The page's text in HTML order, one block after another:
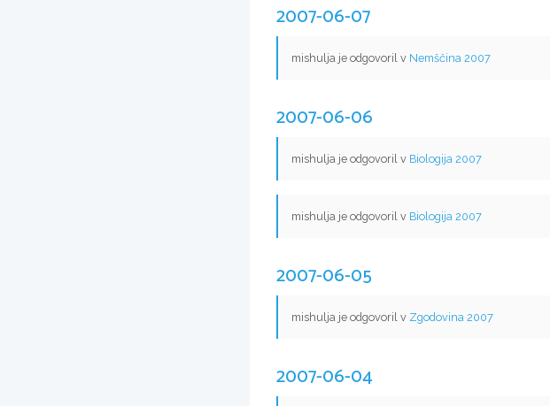
2007-06-07
mishulja je odgovoril v Nemščina 2007
2007-06-06
mishulja je odgovoril v Biologija 2007
mishulja je odgovoril v Biologija 2007
2007-06-05
mishulja je odgovoril v Zgodovina 2007
2007-06-04